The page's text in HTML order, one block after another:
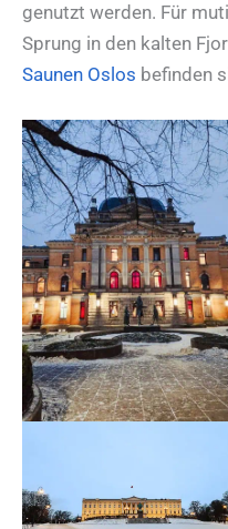
genutzt werden. Für
Sprung in den kalten
Saunen Oslos befinden